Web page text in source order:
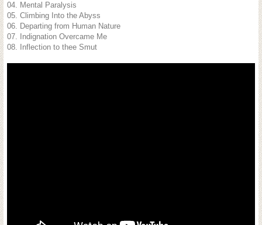
04. Mental Paralysis
05. Climbing Into the Abyss
06. Departing from Human Nature
07. Indignation Overcame Me
08. Inflection to thee Smut